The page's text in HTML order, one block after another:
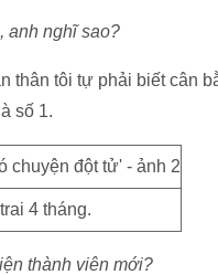
anh nghĩ sao?
thân tôi tự phải biết cân
số 1.
4 tháng.
thành viên mới?